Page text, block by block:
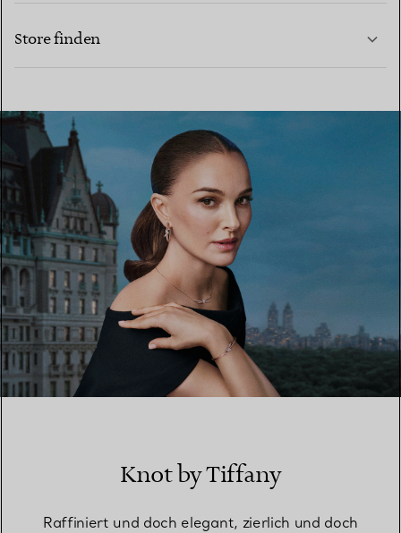
Store finden
EINEN STORE IN IHRER NÄHE FINDEN
Knot by Tiffany
Raffiniert und doch elegant, zierlich und doch